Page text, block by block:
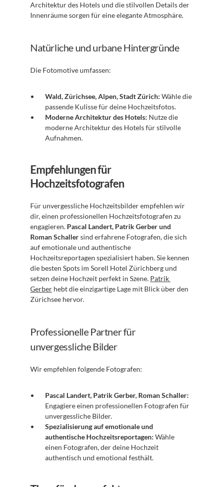
Architektur des Hotels und die stilvollen Details der
Innenräume sorgen für eine elegante Atmosphäre.
Natürliche und urbane Hintergründe
Die Fotomotive umfassen:
Wald, Zürichsee, Alpen, Stadt Zürich: Wähle die
passende Kulisse für deine Hochzeitsfotos.
Moderne Architektur des Hotels: Nutze die
moderne Architektur des Hotels für stilvolle
Aufnahmen.
Empfehlungen für
Hochzeitsfotografen
Für unvergessliche Hochzeitsbilder empfehlen wir
dir, einen professionellen Hochzeitsfotografen zu
engagieren. Pascal Landert, Patrik Gerber und
Roman Schaller sind erfahrene Fotografen, die sich
auf emotionale und authentische
Hochzeitsreportagen spezialisiert haben. Sie kennen
die besten Spots im Sorell Hotel Zürichberg und
setzen deine Hochzeit perfekt in Szene. Patrik
Gerber hebt die einzigartige Lage mit Blick über den
Zürichsee hervor.
Professionelle Partner für
unvergessliche Bilder
Wir empfehlen folgende Fotografen:
Pascal Landert, Patrik Gerber, Roman Schaller:
Engagiere einen professionellen Fotografen für
unvergessliche Bilder.
Spezialisierung auf emotionale und
authentische Hochzeitsreportagen: Wähle
einen Fotografen, der deine Hochzeit
authentisch und emotional festhält.